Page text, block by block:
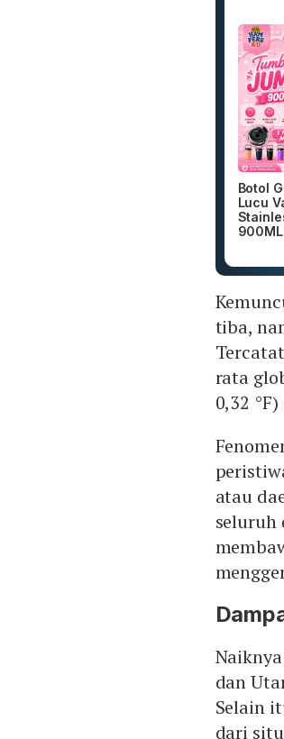
Botol
Lucu
tiba,
rata
0,32
atau
seluruh
dan
Selain
dari